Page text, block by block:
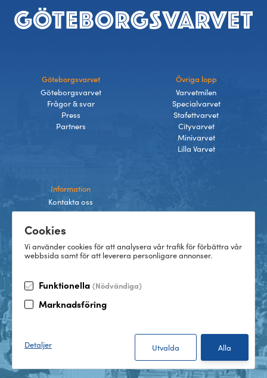
Cookies
Vi använder cookies för att analysera vår trafik för förbättra vår
webbsida samt för att leverera personligare annonser.
Funktionella (Nödvändiga)
Marknadsföring
Detaljer
Sidfot
Göteborgsvarvet
Göteborgsvarvet
Frågor & svar
Press
Partners
Övriga lopp
Varvetmilen
Specialvarvet
Stafettvarvet
Cityvarvet
Minivarvet
Lilla Varvet
Information
Kontakta oss
Villkor
Cookies